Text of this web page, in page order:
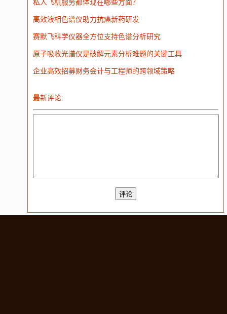
私人飞机服务都体现在哪些方面？
高效液相色谱仪助力抗癌新药研发
赛默飞科学仪器全方位支持色谱分析研究
原子吸收光谱仪是破解元素分析难题的关键工具
企业高效招募财务会计与工程师的跨领域策略
最新评论: